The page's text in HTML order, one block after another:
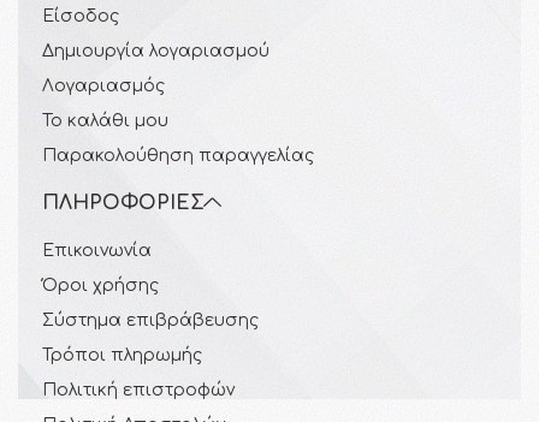
Είσοδος
Δημιουργία λογαριασμού
Λογαριασμός
Το καλάθι μου
Παρακολούθηση παραγγελίας
ΠΛΗΡΟΦΟΡΊΕΣ
Επικοινωνία
Όροι χρήσης
Σύστημα επιβράβευσης
Τρόποι πληρωμής
Πολιτική επιστροφών